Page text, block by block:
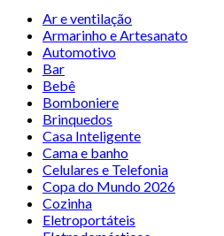
Ar e ventilação
Armarinho e Artesanato
Automotivo
Bar
Bebê
Bomboniere
Brinquedos
Casa Inteligente
Cama e banho
Celulares e Telefonia
Copa do Mundo 2026
Cozinha
Eletroportáteis